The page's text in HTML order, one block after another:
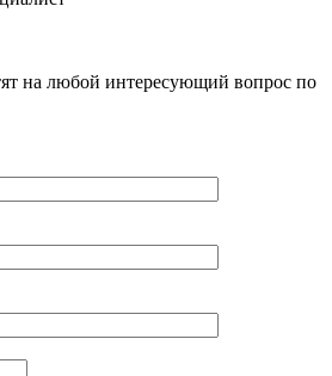
на любой интересующий вопрос по